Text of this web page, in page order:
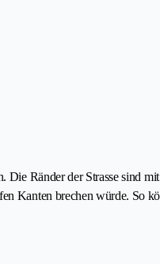
Ränder der Strasse sind
Kanten brechen würde. So